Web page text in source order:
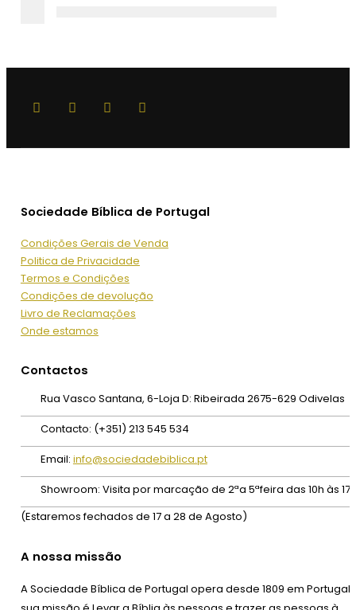
Sociedade Bíblica de Portugal
Condições Gerais de Venda
Politica de Privacidade
Termos e Condições
Condições de devolução
Livro de Reclamações
Onde estamos
Contactos
Rua Vasco Santana, 6-Loja D: Ribeirada 2675-629 Odivelas
Contacto: (+351) 213 545 534
Email: info@sociedadebiblica.pt
Showroom: Visita por marcação de 2ªa 5ªfeira das 10h às 17h
(Estaremos fechados de 17 a 28 de Agosto)
A nossa missão
A Sociedade Bíblica de Portugal opera desde 1809 em Portugal,